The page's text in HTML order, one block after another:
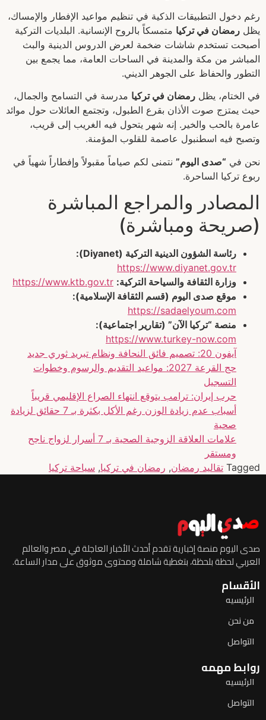
رغم دخول التطبيقات الذكية في تنظيم مواعيد الإفطار والإمساك،
يظل رمضان في تركيا متمسكاً بالروح الإنسانية. البلديات التركية
أصبحت تستخدم شاشات ضخمة لعرض الدروس الدينية والبث
المباشر من مكة والمدينة في الساحات العامة، مما يجمع بين
التطور والحفاظ على الجوهر الديني.
في الختام، يظل رمضان في تركيا مدرسة في التسامح والجمال،
حيث يمتزج صوت الأذان بقرع الطبول، وتجتمع العائلات حول موائد
عامرة بالحب والخير. إنه شهر يتحول فيه الغريب إلى قريب،
وتصبح فيه اسطنبول عاصمة للقلوب المؤمنة.
نحن في “صدى اليوم” نتمنى لكم صياماً مقبولاً وإفطاراً شهياً في
ربوع تركيا الساحرة.
المصادر والمراجع المباشرة
(صريحة ومباشرة)
رئاسة الشؤون الدينية التركية (Diyanet):
https://www.diyanet.gov.tr
وزارة الثقافة والسياحة التركية: https://www.ktb.gov.tr
موقع صدى اليوم (قسم الثقافة الإسلامية):
https://sadaelyoum.com
منصة “تركيا الآن” (تقارير اجتماعية):
https://www.turkey-now.com
آيفون 20: تصميم فائق النحافة ونظام تبريد ثوري جديد
حج القرعة 2027: مواعيد التقديم والرسوم وخطوات
التسجيل
حرب إيران: ترامب يتوقع انتهاء الصراع الإقليمي قريباً
أسباب عدم زيادة الوزن رغم الأكل بكثرة بـ 7 حقائق لزيادة
صحية
علامات العلاقة الزوجية الصحية بـ 7 أسرار لزواج ناجح
ومستقر
Tagged تقاليد رمضان, رمضان في تركيا, سياحة تركيا
صدى اليوم منصة إخبارية تقدم أحدث الأخبار العاجلة في مصر والعالم
العربي لحظة بلحظة، بتغطية شاملة ومحتوى موثوق على مدار الساعة.
الأقسام
الرئيسيه
من نحن
التواصل
روابط مهمه
الرئيسيه
التواصل